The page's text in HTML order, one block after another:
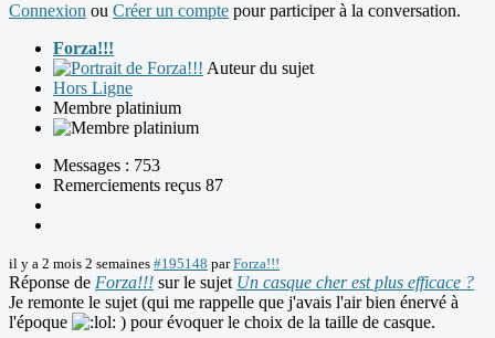
Connexion ou Créer un compte pour participer à la conversation.
Forza!!!
Auteur du sujet
Hors Ligne
Membre platinium
Messages : 753
Remerciements reçus 87
il y a 2 mois 2 semaines #195148 parForza!!!
Réponse de Forza!!! sur le sujet Un casque cher est plus efficace ?
Je remonte le sujet (qui me rappelle que j'avais l'air bien énervé à
l'époque
) pour évoquer le choix de la taille de casque.